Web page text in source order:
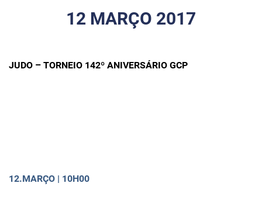
12 MARÇO 2017
JUDO – TORNEIO 142º ANIVERSÁRIO GCP
12.MARÇO | 10H00